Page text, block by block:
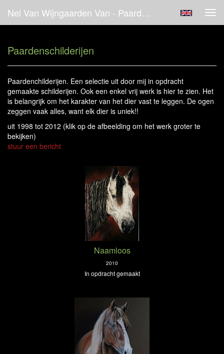
Nel Van Wijngaarden Van - Paardenschilderijen
Paardenschilderijen
Paardenchilderijen. Een selectie uit door mij in opdracht
gemaakte schilderijen. Ook een enkel vrij werk is hier te zien. Het
is belangrijk om het karakter van het dier vast te leggen. De ogen
zeggen vaak alles, want elk dier is uniek!!
uit 1998 tot 2012 (klik op de afbeelding om het werk groter te
bekijken)
stuur een bericht
Naamloos
2010
In opdracht gemaakt